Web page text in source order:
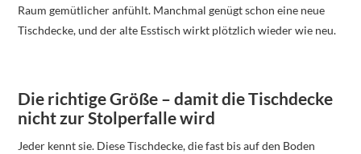
Raum gemütlicher anfühlt. Manchmal genügt schon eine neue
Tischdecke, und der alte Esstisch wirkt plötzlich wieder wie neu.
Die richtige Größe – damit die Tischdecke
nicht zur Stolperfalle wird
Jeder kennt sie. Diese Tischdecke, die fast bis auf den Boden